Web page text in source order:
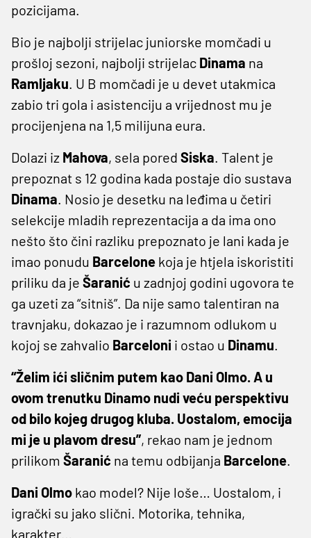
pozicijama.
Bio je najbolji strijelac juniorske momčadi u
prošloj sezoni, najbolji strijelac Dinama na
Ramljaku. U B momčadi je u devet utakmica
zabio tri gola i asistenciju a vrijednost mu je
procijenjena na 1,5 milijuna eura.
Dolazi iz Mahova, sela pored Siska. Talent je
prepoznat s 12 godina kada postaje dio sustava
Dinama. Nosio je desetku na leđima u četiri
selekcije mladih reprezentacija a da ima ono
nešto što čini razliku prepoznato je lani kada je
imao ponudu Barcelone koja je htjela iskoristiti
priliku da je Šaranić u zadnjoj godini ugovora te
ga uzeti za “sitniš”. Da nije samo talentiran na
travnjaku, dokazao je i razumnom odlukom u
kojoj se zahvalio Barceloni i ostao u Dinamu.
“Želim ići sličnim putem kao Dani Olmo. A u
ovom trenutku Dinamo nudi veću perspektivu
od bilo kojeg drugog kluba. Uostalom, emocija
mi je u plavom dresu”, rekao nam je jednom
prilikom Šaranić na temu odbijanja Barcelone.
Dani Olmo kao model? Nije loše… Uostalom, i
igrački su jako slični. Motorika, tehnika,
karakter…